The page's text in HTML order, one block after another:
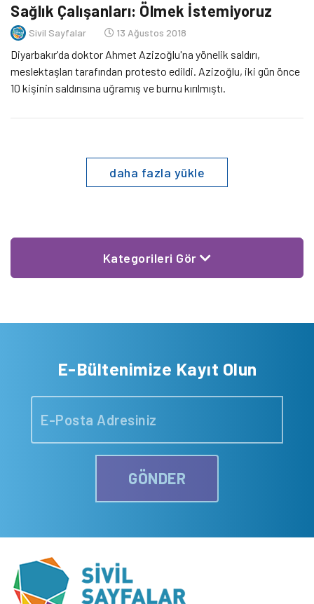
Sağlık Çalışanları: Ölmek İstemiyoruz
Sivil Sayfalar 13 Ağustos 2018
Diyarbakır'da doktor Ahmet Azizoğlu'na yönelik saldırı,
meslektaşları tarafından protesto edildi. Azizoğlu, iki gün önce
10 kişinin saldırısına uğramış ve burnu kırılmıştı.
daha fazla yükle
Kategorileri Gör
E-Bültenimize Kayıt Olun
GÖNDER